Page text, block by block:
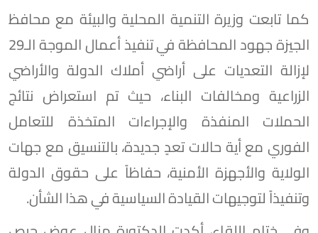
كما تابعت وزيرة التنمية المحلية والبيئة مع محافظ
الجيزة جهود المحافظة في تنفيذ أعمال الموجة الـ29
لإزالة التعديات على أراضي أملاك الدولة والأراضي
الزراعية ومخالفات البناء، حيث تم استعراض نتائج
الحملات المنفذة والإجراءات المتخذة للتعامل
الفوري مع أية حالات تعدٍ جديدة، بالتنسيق مع جهات
الولاية والأجهزة الأمنية، حفاظاً على حقوق الدولة
وتنفيذاً لتوجيهات القيادة السياسية في هذا الشأن.